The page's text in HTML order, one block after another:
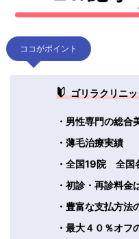
ココがポイント
ゴリラクリニ
・男性専門の総合
・薄毛治療実績
・全国19院 全国
・初診・再診料金
・豊富な支払方法
・最大４０％オフ